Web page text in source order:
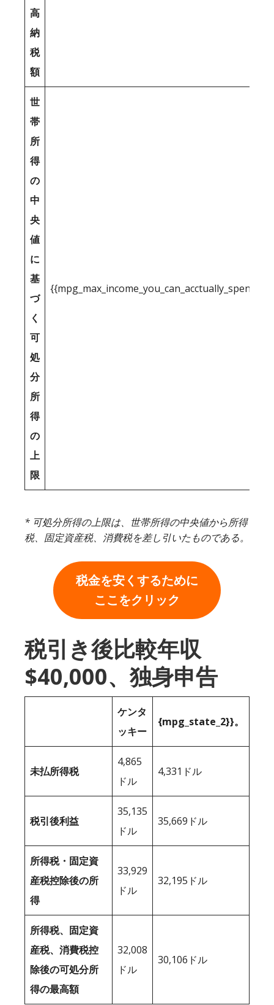
高
納
税
額
世
帯
所
得
の
中
央
値
に
基
づ
く
可
処
分
所
得
の
上
限
* 可処分所得の上限は、世帯所得の中央値から所得
税、固定資産税、消費税を差し引いたものである。
税金を安くするために
ここをクリック
税引き後比較年収
$40,000、独身申告
ケンタ
ッキー
{mpg_state_2}}。
未払所得税
4,865
ドル
4,331ドル
税引後利益
35,135
ドル
35,669ドル
所得税・固定資
産税控除後の所
得
33,929
ドル
32,195ドル
所得税、固定資
産税、消費税控
除後の可処分所
得の最高額
32,008
ドル
30,106ドル